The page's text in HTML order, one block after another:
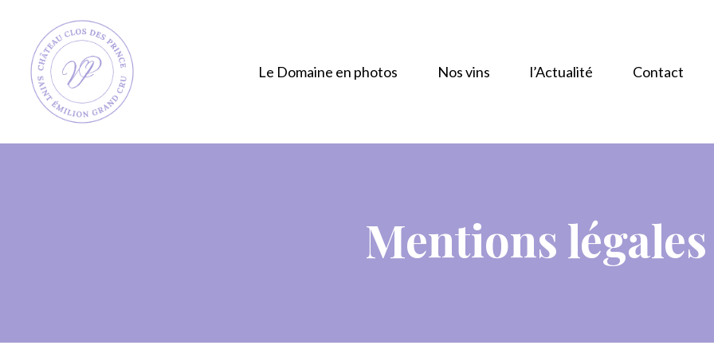
content
Le Domaine en photos Nos vins l’Actualité Contact
Mentions légales